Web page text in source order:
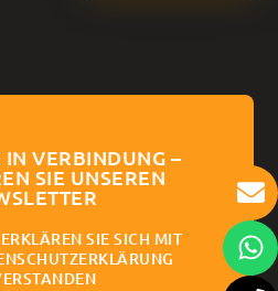
IN VERBINDUNG –
SIE UNSEREN
SIE SICH MIT